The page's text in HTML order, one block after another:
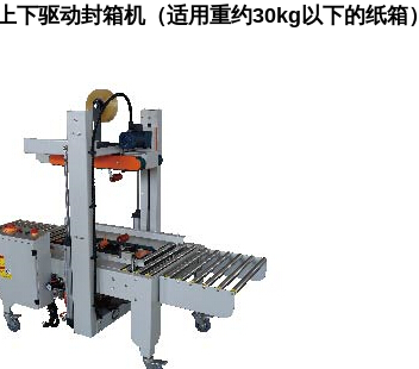
下驱动封箱机（适用重约30kg以下的纸箱）